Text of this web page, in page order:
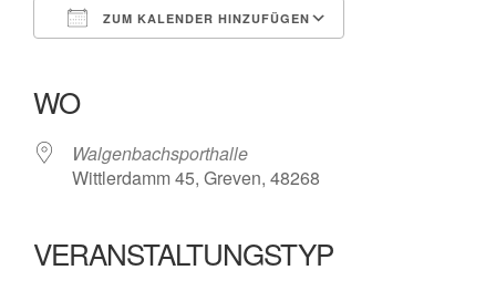
ZUM KALENDER HINZUFÜGEN
WO
Walgenbachsporthalle
Wittlerdamm 45, Greven, 48268
VERANSTALTUNGSTYP